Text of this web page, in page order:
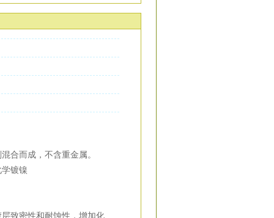
合而成，不含重金属。
镀镍
致密性和耐蚀性，增加化